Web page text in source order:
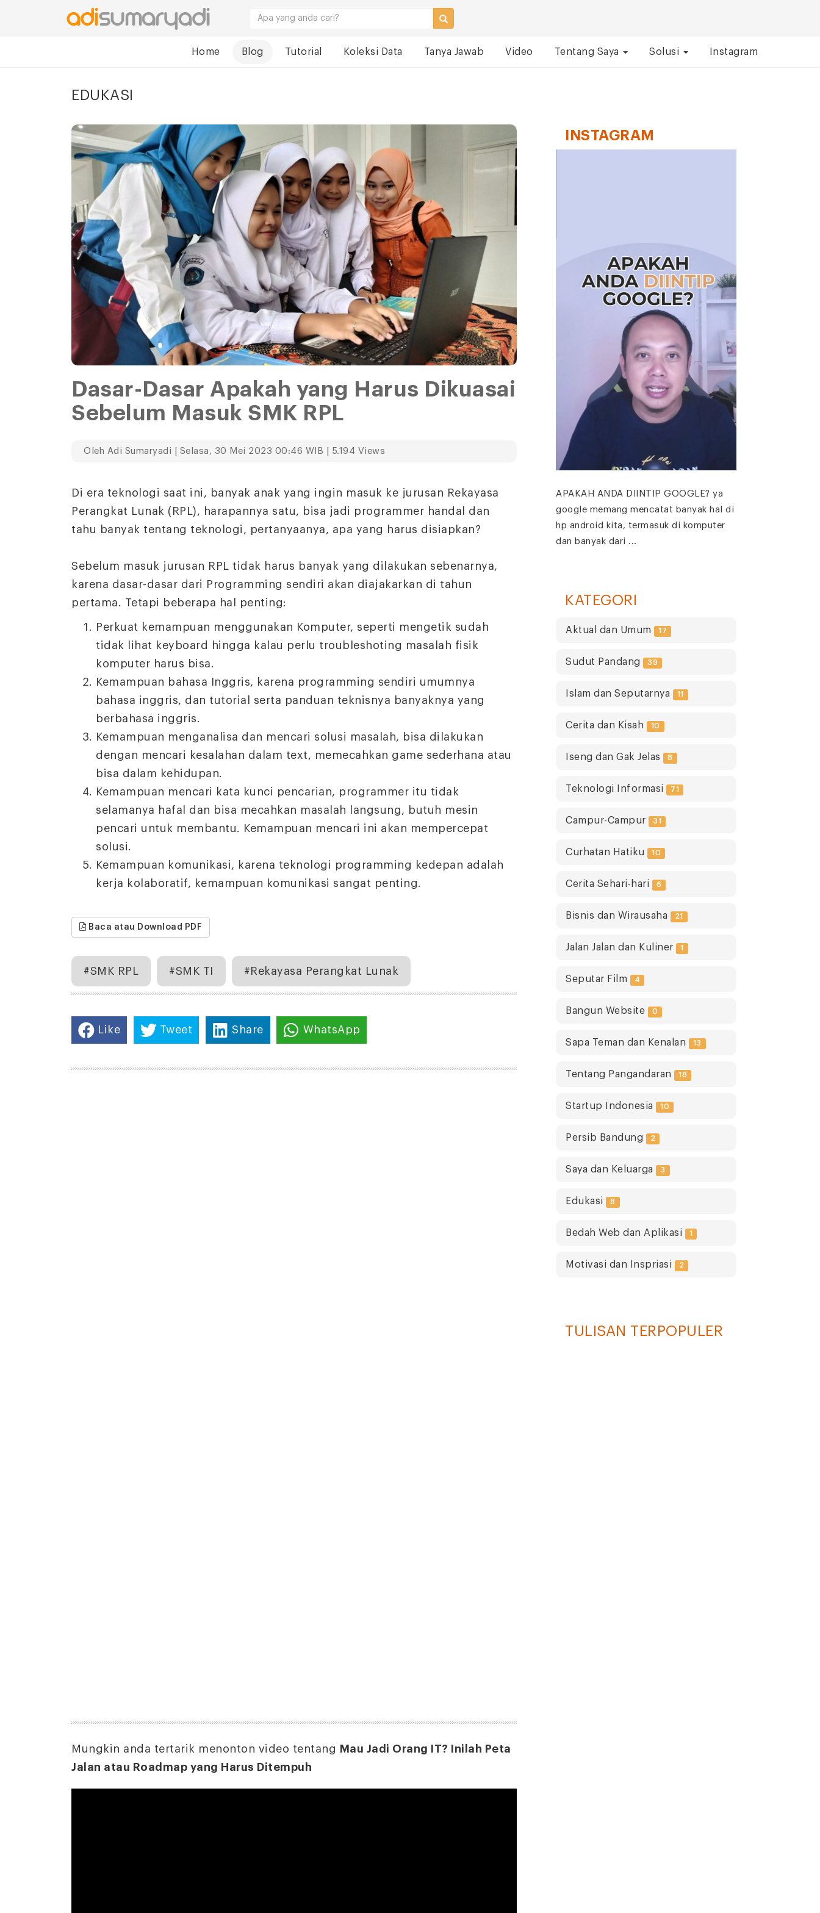
Home Blog Tutorial Koleksi Data Tanya Jawab Video Tentang Saya Solusi Instagram
EDUKASI
Dasar-Dasar Apakah yang Harus Dikuasai
Sebelum Masuk SMK RPL
Oleh Adi Sumaryadi | Selasa, 30 Mei 2023 00:46 WIB | 5.194 Views
Di era teknologi saat ini, banyak anak yang ingin masuk ke jurusan Rekayasa
Perangkat Lunak (RPL), harapannya satu, bisa jadi programmer handal dan
tahu banyak tentang teknologi, pertanyaanya, apa yang harus disiapkan?
Sebelum masuk jurusan RPL tidak harus banyak yang dilakukan sebenarnya,
karena dasar-dasar dari Programming sendiri akan diajakarkan di tahun
pertama. Tetapi beberapa hal penting:
Perkuat kemampuan menggunakan Komputer, seperti mengetik sudah
tidak lihat keyboard hingga kalau perlu troubleshoting masalah fisik
komputer harus bisa.
Kemampuan bahasa Inggris, karena programming sendiri umumnya
bahasa inggris, dan tutorial serta panduan teknisnya banyaknya yang
berbahasa inggris.
Kemampuan menganalisa dan mencari solusi masalah, bisa dilakukan
dengan mencari kesalahan dalam text, memecahkan game sederhana atau
bisa dalam kehidupan.
Kemampuan mencari kata kunci pencarian, programmer itu tidak
selamanya hafal dan bisa mecahkan masalah langsung, butuh mesin
pencari untuk membantu. Kemampuan mencari ini akan mempercepat
solusi.
Kemampuan komunikasi, karena teknologi programming kedepan adalah
kerja kolaboratif, kemampuan komunikasi sangat penting.
Baca atau Download PDF
#SMK RPL #SMK TI #Rekayasa Perangkat Lunak
Like Tweet Share WhatsApp
Mungkin anda tertarik menonton video tentang
Mau Jadi Orang IT? Inilah Peta
Jalan atau Roadmap yang Harus Ditempuh
INSTAGRAM
APAKAH ANDA DIINTIP GOOGLE? ya
google memang mencatat banyak hal di
hp android kita, termasuk di komputer
dan banyak dari ...
KATEGORI
Aktual dan Umum 17
Sudut Pandang 39
Islam dan Seputarnya 11
Cerita dan Kisah 10
Iseng dan Gak Jelas 8
Teknologi Informasi 71
Campur-Campur 31
Curhatan Hatiku 10
Cerita Sehari-hari 6
Bisnis dan Wirausaha 21
Jalan Jalan dan Kuliner 1
Seputar Film 4
Bangun Website 0
Sapa Teman dan Kenalan 13
Tentang Pangandaran 18
Startup Indonesia 10
Persib Bandung 2
Saya dan Keluarga 3
Edukasi 8
Bedah Web dan Aplikasi 1
Motivasi dan Inspriasi 2
TULISAN TERPOPULER